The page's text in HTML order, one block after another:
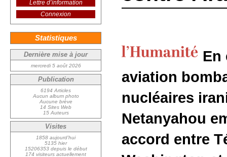
En
aviation
nucléaires
Netanyahou
accord entre
Lettre d’information
Connexion
Statistiques
Dernière mise à jour
mercredi 5 août 2026
Publication
6194 Articles
Aucun album photo
Aucune brève
14 Sites Web
15 Auteurs
Visites
1858 aujourd’hui
5135 hier
15206353 depuis le début
174 visiteurs actuellement